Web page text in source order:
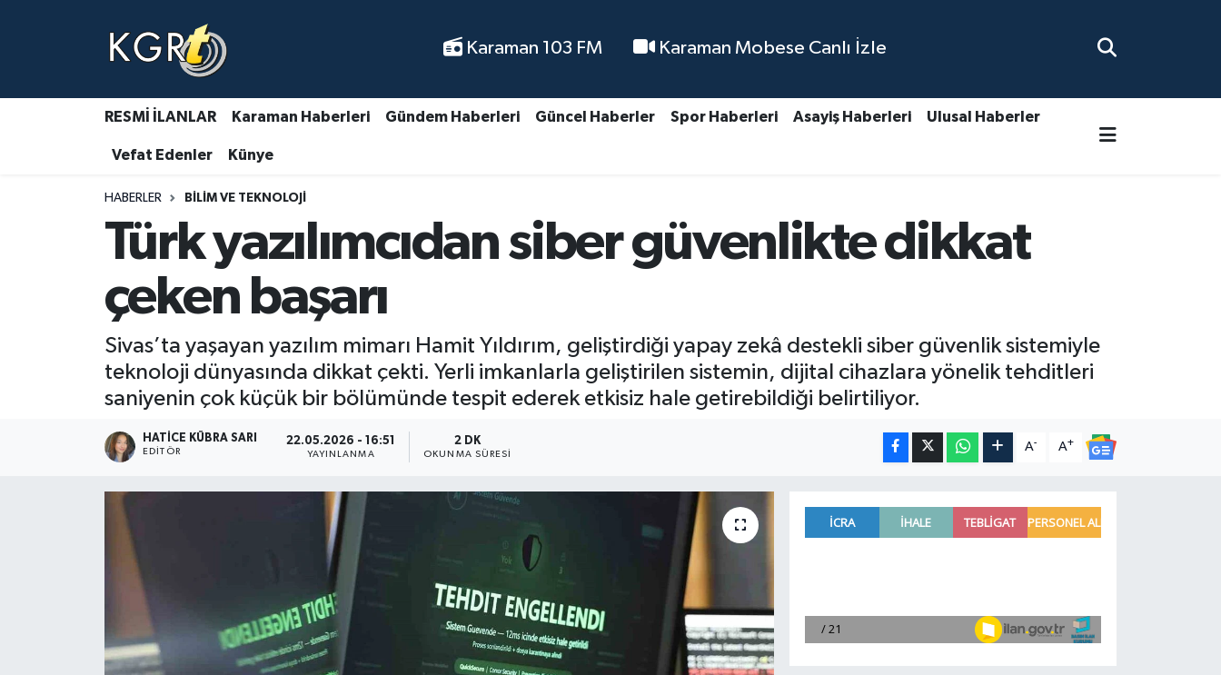
Karaman 103 FM Karaman Mobese Canlı İzle
RESMİ İLANLAR Karaman Haberleri Gündem Haberleri Güncel Haberler Spor Haberleri Asayiş Haberleri Ulusal Haberler
Vefat Edenler Künye
HABERLER BILIM VE TEKNOLOJI
Türk yazılımcıdan siber güvenlikte dikkat
çeken başarı
Sivas’ta yaşayan yazılım mimarı Hamit Yıldırım, geliştirdiği yapay zekâ destekli siber güvenlik sistemiyle
teknoloji dünyasında dikkat çekti. Yerli imkanlarla geliştirilen sistemin, dijital cihazlara yönelik tehditleri
saniyenin çok küçük bir bölümünde tespit ederek etkisiz hale getirebildiği belirtiliyor.
HATICE KÜBRA SARI
EDITÖR
22.05.2026 - 16:51
YAYINLANMA
2 DK
OKUNMA SÜRESI
A- A+
Karaman Haberleri
Gündem Haberleri
Güncel Haberler
Asayiş Haberleri
Ulusal Haberler
Vefat Edenler